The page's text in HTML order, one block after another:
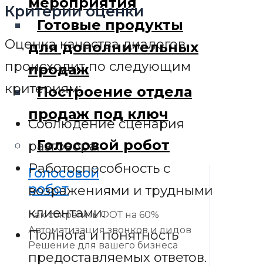
Готовые продукты
для дополнительных
продаж
Построение отдела
продаж под ключ
Голосовой робот
Голосовой
робот
Как сократить ФОТ на 60%
Автоматизация звонков и лидов
Решение для вашего бизнеса
Критерии оценки
Оценка качества диалогов
происходит по следующим
критериям:
Соблюдение сценария
разговора.
Работоспособность с
возражениями и трудными
клиентами.
Полнота и понятность
предоставляемых ответов.